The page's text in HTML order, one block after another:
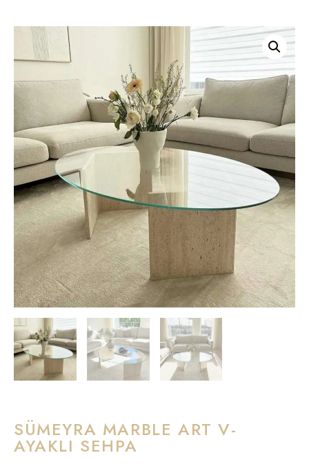
SÜMEYRA MARBLE ART V-
AYAKLI SEHPA